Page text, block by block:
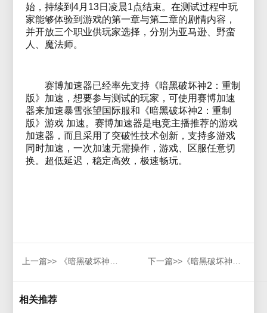
始，持续到4月13日凌晨1点结束。在测试过程中玩
家能够体验到游戏的第一章与第二章的剧情内容，
并开放三个职业供玩家选择，分别为亚马逊、野蛮
人、魔法师。
赛博加速器已经率先支持《暗黑破坏神2：重制
版》加速，想要参与测试的玩家，可使用赛博加速
器来加速暴雪张望国际服和《暗黑破坏神2：重制
版》游戏 加速。赛博加速器是电竞主播推荐的游戏
加速器，而且采用了突破性技术创新，支持多游戏
同时加速，一次加速无需操作，游戏、区服任意切
换。超低延迟，稳定高效，极速畅玩。
上一篇>> 《暗黑破坏神2》重制版加速器推荐，告别卡顿、高延迟 下一篇>>《暗黑破坏神2：重制版》进不去服务器？实用解决方法汇总
相关推荐